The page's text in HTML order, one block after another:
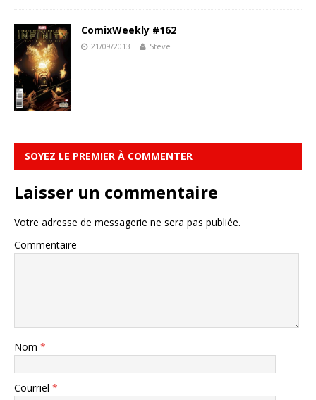
ComixWeekly #162
21/09/2013 Steve
SOYEZ LE PREMIER À COMMENTER
Laisser un commentaire
Votre adresse de messagerie ne sera pas publiée.
Commentaire
Nom *
Courriel *